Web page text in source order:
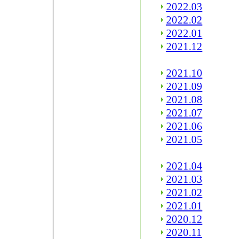
2022.03
2022.02
2022.01
2021.12
2021.10
2021.09
2021.08
2021.07
2021.06
2021.05
2021.04
2021.03
2021.02
2021.01
2020.12
2020.11